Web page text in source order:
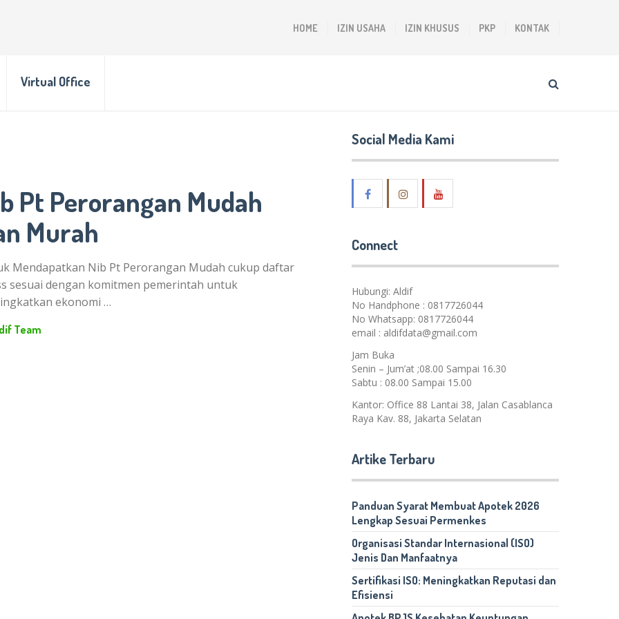
HOME IZIN USAHA IZIN KHUSUS PKP KONTAK
Virtual Office
Pt Perorangan Mudah
Murah
Mendapatkan Nib Pt Perorangan Mudah cukup daftar
sesuai dengan komitmen pemerintah untuk
ekonomi …
Team
Social Media Kami
Connect
Hubungi: Aldif
No Handphone : 0817726044
No Whatsapp: 0817726044
email : aldifdata@gmail.com
Jam Buka
Senin – Jum’at ;08.00 Sampai 16.30
Sabtu : 08.00 Sampai 15.00
Kantor: Office 88 Lantai 38, Jalan Casablanca
Raya Kav. 88, Jakarta Selatan
Artike Terbaru
Panduan Syarat Membuat Apotek 2026
Lengkap Sesuai Permenkes
Organisasi Standar Internasional (ISO)
Jenis Dan Manfaatnya
Sertifikasi ISO: Meningkatkan Reputasi dan
Efisiensi